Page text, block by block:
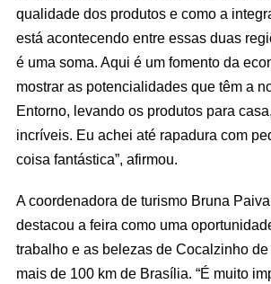
qualidade dos produtos e como a
está acontecendo entre essas duas
é uma soma. Aqui é um fomento da
mostrar as potencialidades que têm a
Entorno, levando os produtos para
incríveis. Eu achei até rapadura com
coisa fantástica”, afirmou.
A coordenadora de turismo Bruna
destacou a feira como uma
trabalho e as belezas de Cocalzinho
mais de 100 km de Brasília. “É muito